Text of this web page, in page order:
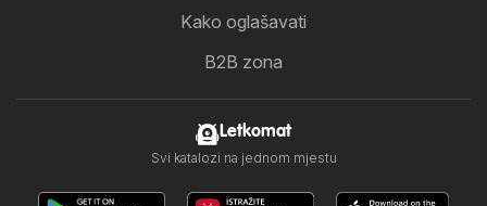
Kako oglašavati
B2B zona
Letkomat
Svi katalozi na jednom mjestu